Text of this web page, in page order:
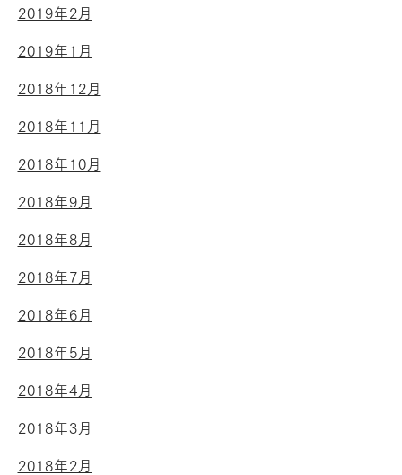
2019年2月
2019年1月
2018年12月
2018年11月
2018年10月
2018年9月
2018年8月
2018年7月
2018年6月
2018年5月
2018年4月
2018年3月
2018年2月